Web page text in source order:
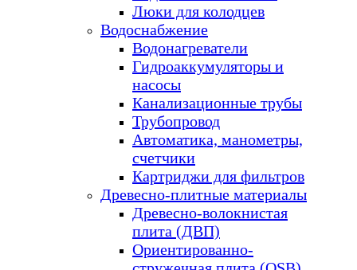
Люки для колодцев
Водоснабжение
Водонагреватели
Гидроаккумуляторы и
насосы
Канализационные трубы
Трубопровод
Автоматика, манометры,
счетчики
Картриджи для фильтров
Древесно-плитные материалы
Древесно-волокнистая
плита (ДВП)
Ориентированно-